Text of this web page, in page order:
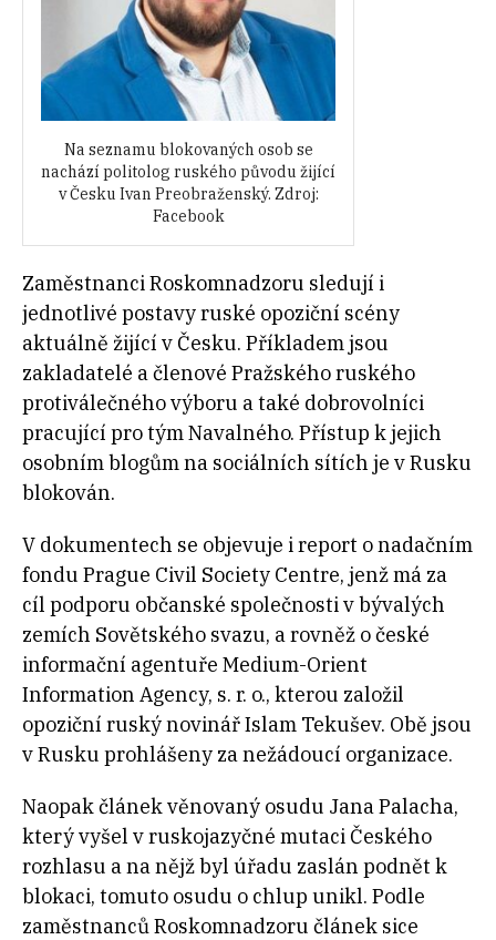
Na seznamu blokovaných osob se
nachází politolog ruského původu žijící
v Česku Ivan Preobraženský. Zdroj:
Facebook
Zaměstnanci Roskomnadzoru sledují i
jednotlivé postavy ruské opoziční scény
aktuálně žijící v Česku. Příkladem jsou
zakladatelé a členové Pražského ruského
protiválečného výboru a také dobrovolníci
pracující pro tým Navalného. Přístup k jejich
osobním blogům na sociálních sítích je v Rusku
blokován.
V dokumentech se objevuje i report o nadačním
fondu Prague Civil Society Centre, jenž má za
cíl podporu občanské společnosti v bývalých
zemích Sovětského svazu, a rovněž o české
informační agentuře Medium-Orient
Information Agency, s. r. o., kterou založil
opoziční ruský novinář Islam Tekušev. Obě jsou
v Rusku prohlášeny za nežádoucí organizace.
Naopak článek věnovaný osudu Jana Palacha,
který vyšel v ruskojazyčné mutaci Českého
rozhlasu a na nějž byl úřadu zaslán podnět k
blokaci, tomuto osudu o chlup unikl. Podle
zaměstnanců Roskomnadzoru článek sice